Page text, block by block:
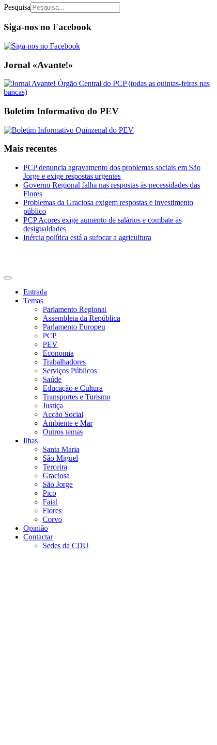
Pesquisa
Siga-nos no Facebook
Jornal «Avante!»
Boletim Informativo do PEV
Mais recentes
PCP denuncia agravamento dos problemas sociais em São
Jorge e exige respostas urgentes
Governo Regional falha nas respostas às necessidades das
Flores
Problemas da Graciosa exigem respostas e investimento
público
PCP Açores exige aumento de salários e combate às
desigualdades
Inércia política está a sufocar a agricultura
Entrada
Temas
Parlamento Regional
Assembleia da República
Parlamento Europeu
PCP
PEV
Economia
Trabalhadores
Serviços Públicos
Saúde
Educação e Cultura
Transportes e Turismo
Justiça
Acção Social
Ambiente e Mar
Outros temas
Ilhas
Santa Maria
São Miguel
Terceira
Graciosa
São Jorge
Pico
Faial
Flores
Corvo
Opinião
Contactar
Sedes da CDU